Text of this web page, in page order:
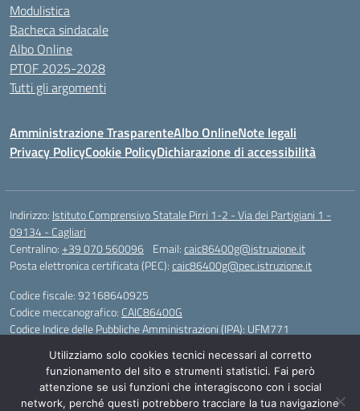
Modulistica
Bacheca sindacale
Albo Online
PTOF 2025-2028
Tutti gli argomenti
Amministrazione TrasparenteAlbo OnlineNote legali
Privacy PolicyCookie PolicyDichiarazione di accessibilità
Indirizzo: Istituto Comprensivo Statale Pirri 1-2 - Via dei Partigiani 1 -
09134 - Cagliari
Centralino:+39 070 560096 Email:caic86400g@istruzione.it
Posta elettronica certificata (PEC):caic86400g@pec.istruzione.it
Codice fiscale: 92168640925
Codice meccanografico: CAIC86400G
Codice Indice delle Pubbliche Amministrazioni (IPA): UFM771
IBAN - IT 46 W 0101504808000070626497
Idea e progetto di Designers Italia
Utilizziamo solo cookies tecnici necessari al corretto
funzionamento del sito e strumenti statistici. Fai però
attenzione se usi funzioni che interagiscono con i social
network, perché questi potrebbero tracciare la tua navigazione